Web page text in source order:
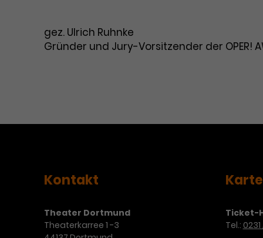
gez. Ulrich Ruhnke
Gründer und Jury-Vorsitzender der OPER!
Kontakt
Theater Dortmund
Theaterkarree 1 -3
Ticket-
Tel.: